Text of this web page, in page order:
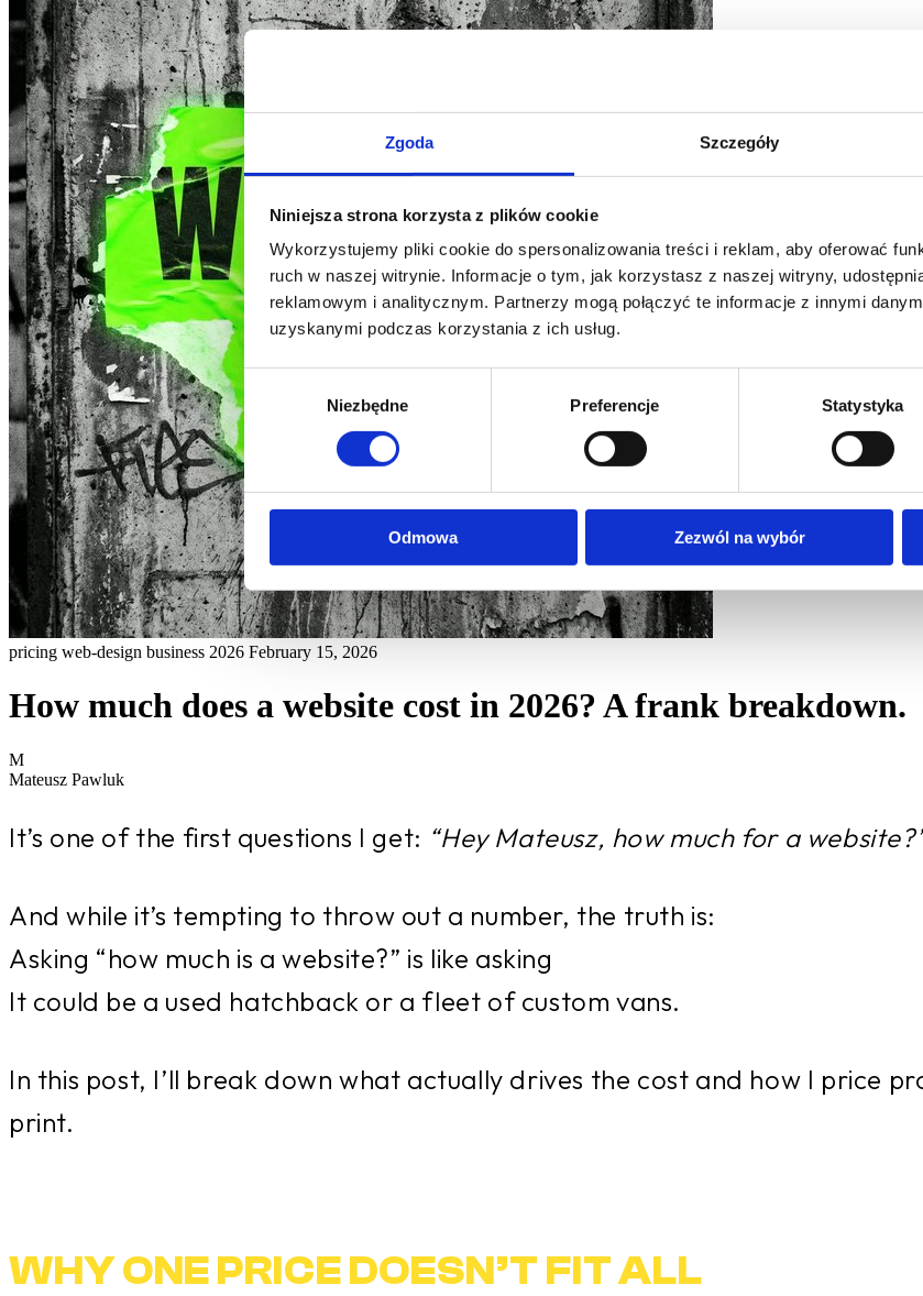
Zgoda Szczegóły
Niniejsza strona korzysta z plików cookie
Wykorzystujemy pliki cookie do spersonalizowania treści i reklam, aby oferować
ruch w naszej witrynie. Informacje o tym, jak korzystasz z naszej witryny,
reklamowym i analitycznym. Partnerzy mogą połączyć te informacje z innymi
uzyskanymi podczas korzystania z ich usług.
zgody
Niezbędne Preferencje Statystyka
Odmowa Zezwól na wybór
pricing web-design business 2026 February 15, 2026
How much does a website cost in 2026? A frank breakdown.
M
Mateusz Pawluk
It’s one of the first questions I get: “Hey Mateusz, how much for a
And while it’s tempting to throw out a number, the truth is:
Asking “how much is a website?” is like asking
It could be a used hatchback or a fleet of custom vans.
In this post, I’ll break down what actually drives the cost and how I price
print.
WHY ONE PRICE DOESN’T FIT ALL